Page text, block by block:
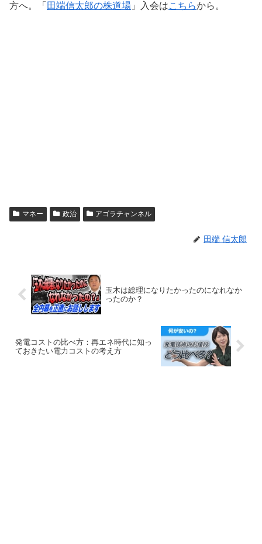
方へ。「 田端信太郎の株道場 」入会はこちらから。
マネー 政治 アゴラチャンネル
田端 信太郎
玉木は総理になりたかったのになれなか
ったのか？
発電コストの比べ方：再エネ時代に知っ
ておきたい電力コストの考え方